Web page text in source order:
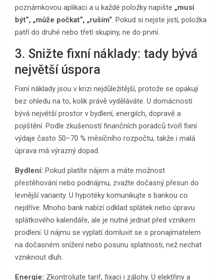
poznámkovou aplikaci a u každé položky napište „musí
být“, „může počkat“, „ruším“. Pokud si nejste jistí, položka
patří do druhé nebo třetí skupiny, ne do první.
3. Snižte fixní náklady: tady bývá
největší úspora
Fixní náklady jsou v krizi nejdůležitější, protože se opakují
bez ohledu na to, kolik právě vyděláváte. U domácností
bývá největší prostor v bydlení, energiích, dopravě a
pojištění. Podle zkušeností finančních poradců tvoří fixní
výdaje často 50–70 % měsíčního rozpočtu, takže i malá
úprava má výrazný dopad.
Bydlení: Pokud platíte nájem a máte možnost
přestěhování nebo podnájmu, zvažte dočasný přesun do
levnější varianty. U hypotéky komunikujte s bankou co
nejdříve. Mnoho bank nabízí odklad splátek nebo úpravu
splátkového kalendáře, ale je nutné jednat před vznikem
prodlení. U nájmu se vyplatí domluvit se s pronajímatelem
na dočasném snížení nebo posunu splatnosti, než nechat
vzniknout dluh.
Energie: Zkontrolujte tarif, fixaci i zálohy. U elektřiny a